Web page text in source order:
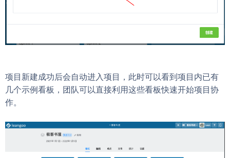
项目新建成功后会自动进入项目，此时可以看到项目内已有
几个示例看板，团队可以直接利用这些看板快速开始项目协
作。